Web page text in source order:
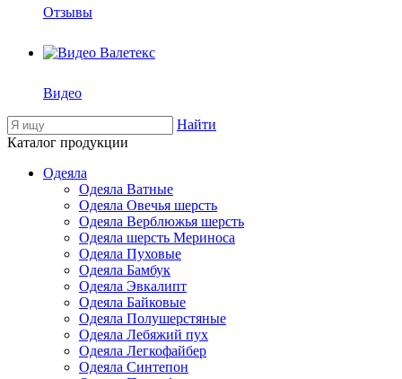
Отзывы
Видео
Найти
Каталог продукции
Одеяла
Одеяла Ватные
Одеяла Овечья шерсть
Одеяла Верблюжья шерсть
Одеяла шерсть Мериноса
Одеяла Пуховые
Одеяла Бамбук
Одеяла Эвкалипт
Одеяла Байковые
Одеяла Полушерстяные
Одеяла Лебяжий пух
Одеяла Легкофайбер
Одеяла Синтепон